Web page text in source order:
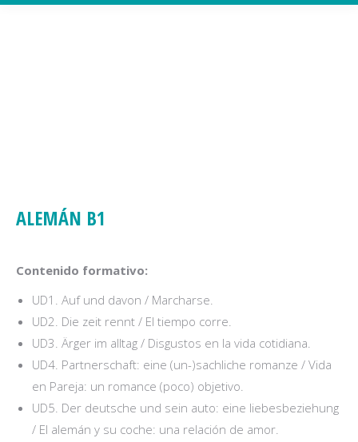
ALEMÁN B1
Contenido formativo:
UD1. Auf und davon / Marcharse.
UD2. Die zeit rennt / El tiempo corre.
UD3. Ärger im alltag / Disgustos en la vida cotidiana.
UD4. Partnerschaft: eine (un-)sachliche romanze / Vida
en Pareja: un romance (poco) objetivo.
UD5. Der deutsche und sein auto: eine liebesbeziehung
/ El alemán y su coche: una relación de amor.